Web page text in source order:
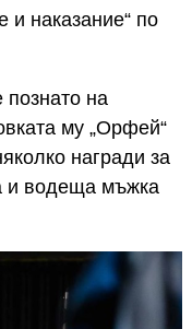
и наказание“ по
на
му „Орфей“
награди за
и водеща мъжка